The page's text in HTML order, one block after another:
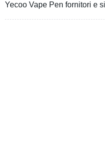
Yecoo Vape Pen fornitori e